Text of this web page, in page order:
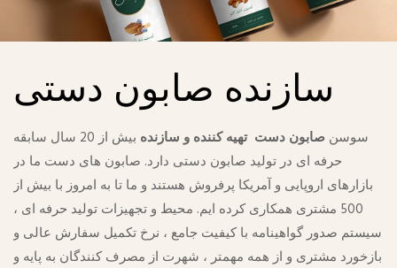
سازنده صابون دستی
سوسن صابون دست تهیه کننده و سازنده
بیش از 20 سال سابقه
حرفه ای در تولید صابون دستی دارد. صابون های دست ما در
بازارهای اروپایی و آمریکا پرفروش هستند و ما تا به امروز با بیش از
500 مشتری همکاری کرده ایم. محیط و تجهیزات تولید حرفه ای ،
سیستم صدور گواهینامه با کیفیت جامع ، نرخ تکمیل سفارش عالی و
بازخورد مشتری و از همه مهمتر ، شهرت از مصرف کنندگان به پایه و